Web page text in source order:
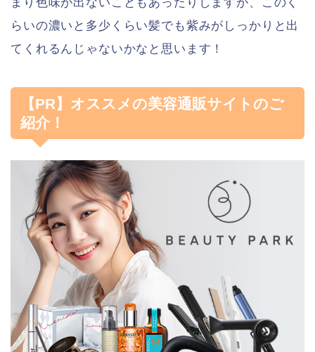
らいの濃いと多少くらい髪でも紫みがしっかりと出
てくれるんじゃないかなと思います！
【PR】オススメの美容通販サイトのご
紹介！